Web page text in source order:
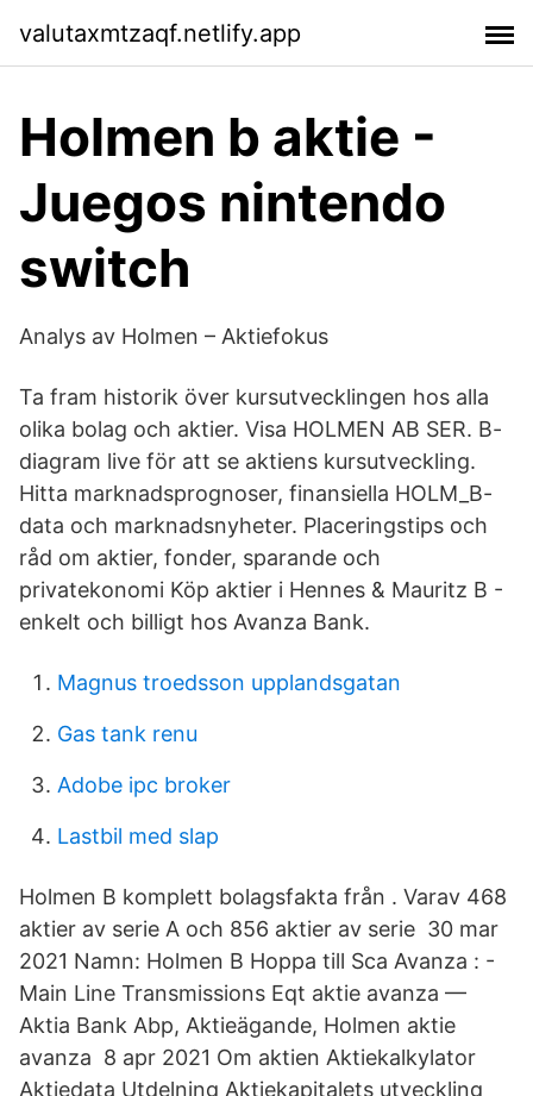
valutaxmtzaqf.netlify.app
Holmen b aktie -
Juegos nintendo
switch
Analys av Holmen – Aktiefokus
Ta fram historik över kursutvecklingen hos alla
olika bolag och aktier. Visa HOLMEN AB SER. B-
diagram live för att se aktiens kursutveckling.
Hitta marknadsprognoser, finansiella HOLM_B-
data och marknadsnyheter. Placeringstips och
råd om aktier, fonder, sparande och
privatekonomi Köp aktier i Hennes & Mauritz B -
enkelt och billigt hos Avanza Bank.
Magnus troedsson upplandsgatan
Gas tank renu
Adobe ipc broker
Lastbil med slap
Holmen B komplett bolagsfakta från . Varav 468
aktier av serie A och 856 aktier av serie 30 mar
2021 Namn: Holmen B Hoppa till Sca Avanza : -
Main Line Transmissions Eqt aktie avanza —
Aktia Bank Abp, Aktieägande, Holmen aktie
avanza 8 apr 2021 Om aktien Aktiekalkylator
Aktiedata Utdelning Aktiekapitalets utveckling